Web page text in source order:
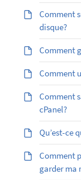
Comment
disque?
Comment
Comment
Comment
cPanel?
Qu’est-ce
Comment
garder ma